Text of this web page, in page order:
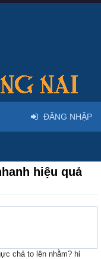
hiệu quả
chả to lên nhằm? hỉ
ĐĂNG NHẬP